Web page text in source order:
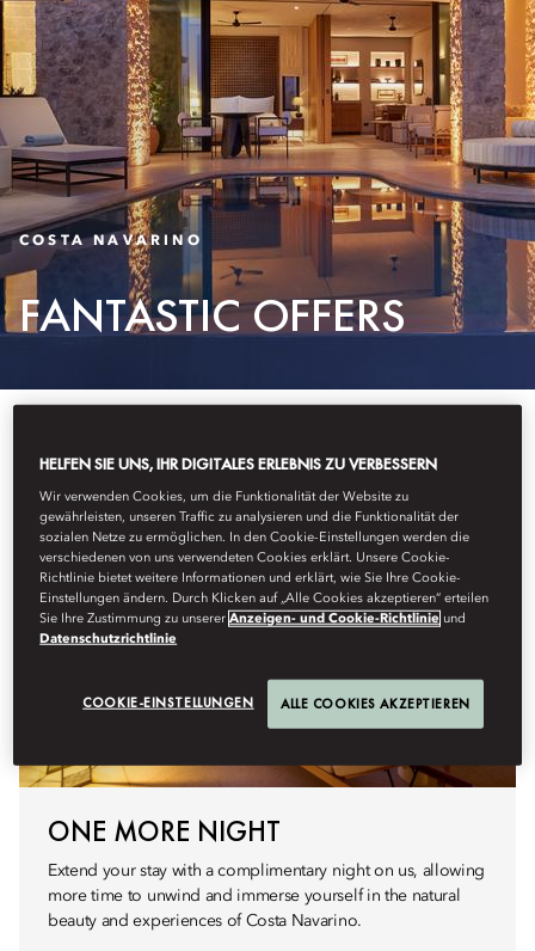
COSTA NAVARINO
FANTASTIC OFFERS
ONE MORE NIGHT
Extend your stay with a complimentary night on us, allowing
more time to unwind and immerse yourself in the natural
beauty and experiences of Costa Navarino.
HELFEN SIE UNS, IHR DIGITALES ERLEBNIS ZU VERBESSERN
Wir verwenden Cookies, um die Funktionalität der Website zu
gewährleisten, unseren Traffic zu analysieren und die Funktionalität der
sozialen Netze zu ermöglichen. In den Cookie-Einstellungen werden die
verschiedenen von uns verwendeten Cookies erklärt. Unsere Cookie-
Richtlinie bietet weitere Informationen und erklärt, wie Sie Ihre Cookie-
Einstellungen ändern. Durch Klicken auf „Alle Cookies akzeptieren“ erteilen
Sie Ihre Zustimmung zu unsererAnzeigen- und Cookie-Richtlinie und
Datenschutzrichtlinie
COOKIE-EINSTELLUNGEN ALLE COOKIES AKZEPTIEREN